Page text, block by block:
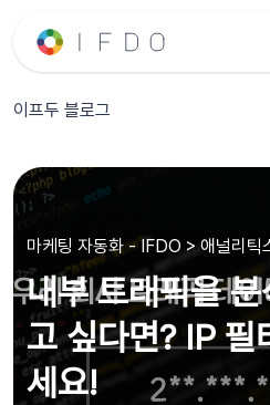
이프두 블로그
마케팅 자동화 - IFDO > 애널리틱
내부 트래픽을
고 싶다면? IP
세요!